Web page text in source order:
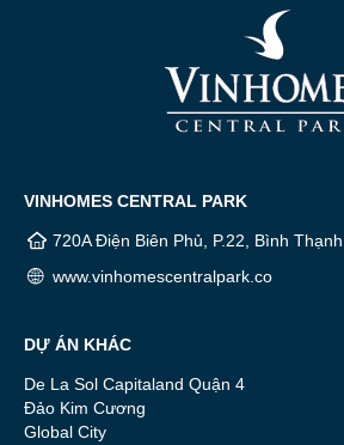
VINHOMES CENTRAL PARK
720A Điện Biên Phủ, P.22, Bình
www.vinhomescentralpark.co
DỰ ÁN KHÁC
De La Sol Capitaland Quận 4
Đảo Kim Cương
Global City